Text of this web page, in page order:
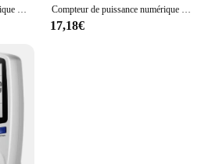
17,18€